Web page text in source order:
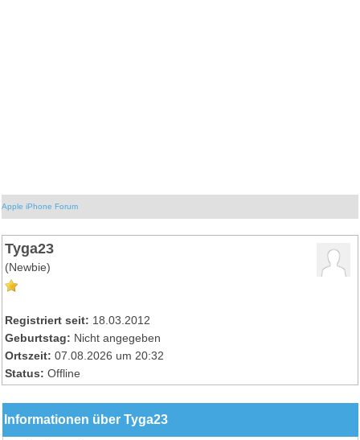
Apple iPhone Forum
Tyga23
(Newbie)
Registriert seit: 18.03.2012
Geburtstag: Nicht angegeben
Ortszeit: 07.08.2026 um 20:32
Status: Offline
Informationen über Tyga23